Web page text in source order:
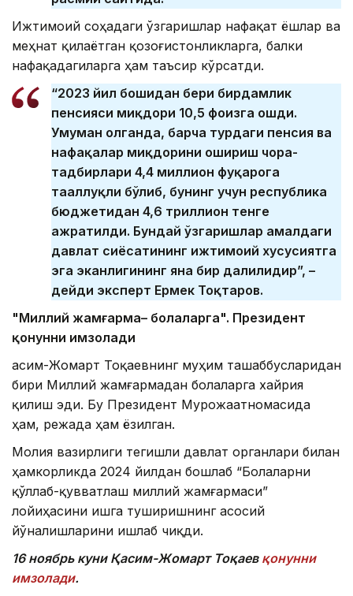
Ижтимоий соҳадаги ўзгаришлар нафақат ёшлар ва
меҳнат қилаётган қозоғистонликларга, балки
нафақадагиларга ҳам таъсир кўрсатди.
“2023 йил бошидан бери бирдамлик
пенсияси миқдори 10,5 фоизга ошди.
Умуман олганда, барча турдаги пенсия ва
нафақалар миқдорини ошириш чора-
тадбирлари 4,4 миллион фуқарога
тааллуқли бўлиб, бунинг учун республика
бюджетидан 4,6 триллион тенге
ажратилди. Бундай ўзгаришлар амалдаги
давлат сиёсатининг ижтимоий хусусиятга
эга эканлигининг яна бир далилидир”, –
дейди эксперт Ермек Тоқтаров.
"Миллий жамғарма– болаларга". Президент
қонунни имзолади
Қасим-Жомарт Тоқаевнинг муҳим ташаббусларидан
бири Миллий жамғармадан болаларга хайрия
қилиш эди. Бу Президент Мурожаатномасида
ҳам, режада ҳам ёзилган.
Молия вазирлиги тегишли давлат органлари билан
ҳамкорликда 2024 йилдан бошлаб “Болаларни
қўллаб-қувватлаш миллий жамғармаси”
лойиҳасини ишга туширишнинг асосий
йўналишларини ишлаб чиқди.
16 ноябрь куни Қасим-Жомарт Тоқаев қонунни
имзолади.